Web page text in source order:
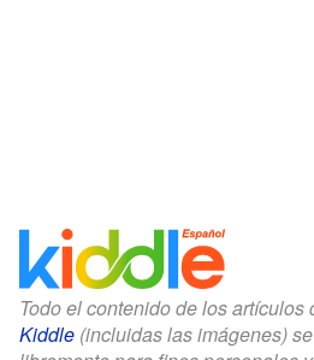
Todo el contenido de los artículos
Kiddle (incluidas las imágenes)